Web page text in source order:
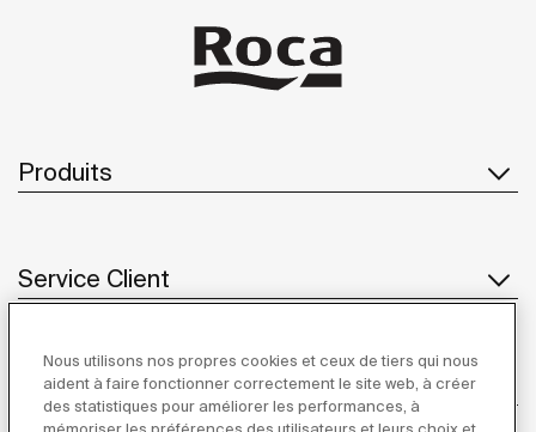
Produits
Service Client
À propos de Roca
Nous utilisons nos propres cookies et ceux de tiers qui nous
aident à faire fonctionner correctement le site web, à créer
des statistiques pour améliorer les performances, à